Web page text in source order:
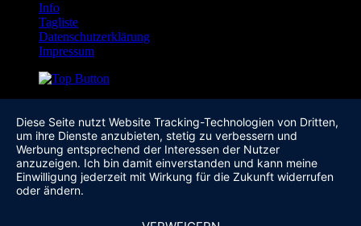
Info
Tagliste
Datenschutzerklärung
Impressum
Diese Seite nutzt Website Tracking-Technologien von Dritten,
um ihre Dienste anzubieten, stetig zu verbessern und
Werbung entsprechend der Interessen der Nutzer
anzuzeigen. Ich bin damit einverstanden und kann meine
Einwilligung jederzeit mit Wirkung für die Zukunft widerrufen
oder ändern.